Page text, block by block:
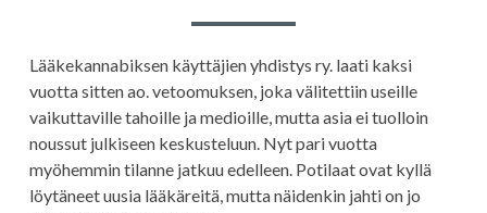
Lääkekannabiksen käyttäjien yhdistys ry. laati kaksi
vuotta sitten ao. vetoomuksen, joka välitettiin useille
vaikuttaville tahoille ja medioille, mutta asia ei tuolloin
noussut julkiseen keskusteluun. Nyt pari vuotta
myöhemmin tilanne jatkuu edelleen. Potilaat ovat kyllä
löytäneet uusia lääkäreitä, mutta näidenkin jahti on jo